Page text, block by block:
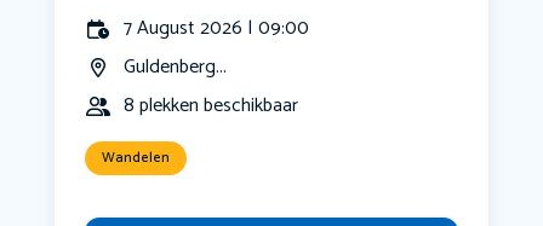
7 August 2026 | 09:00
Guldenberg...
8 plekken beschikbaar
Wandelen